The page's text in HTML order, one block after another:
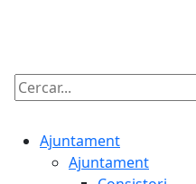
Cercar:
Ajuntament
Ajuntament